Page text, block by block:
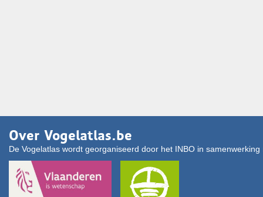
Over Vogelatlas.be
De Vogelatlas wordt georganiseerd door het INBO in